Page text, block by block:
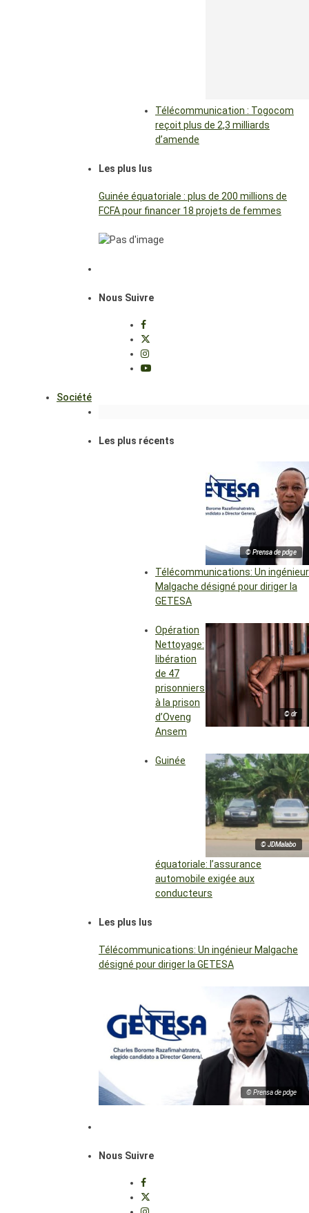
Télécommunication : Togocom
reçoit plus de 2,3 milliards
d’amende
Les plus lus
Guinée équatoriale : plus de 200 millions de
FCFA pour financer 18 projets de femmes
Nous Suivre
Société
Les plus récents
© Prensa de pdge
Télécommunications: Un ingénieur
Malgache désigné pour diriger la
GETESA
© dr
Opération
Nettoyage:
libération
de 47
prisonniers
à la prison
d’Oveng
Ansem
© JDMalabo
Guinée
équatoriale: l’assurance
automobile exigée aux
conducteurs
Les plus lus
Télécommunications: Un ingénieur Malgache
désigné pour diriger la GETESA
© Prensa de pdge
Nous Suivre